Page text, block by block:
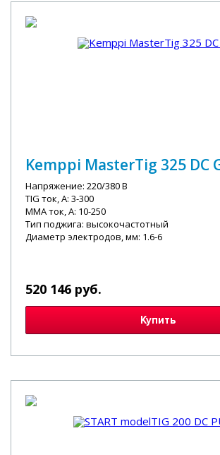
Kemppi MasterTig 325 DC
Напряжение: 220/380 В
TIG ток, А: 3-300
MMA ток, А: 10-250
Тип поджига: высокочастотный
Диаметр электродов, мм: 1.6-6
520 146 руб.
Купить